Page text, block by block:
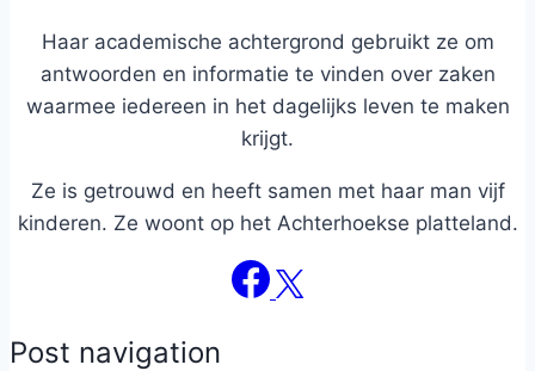
Haar academische achtergrond gebruikt ze om
antwoorden en informatie te vinden over zaken
waarmee iedereen in het dagelijks leven te maken
krijgt.
Ze is getrouwd en heeft samen met haar man vijf
kinderen. Ze woont op het Achterhoekse platteland.
Post navigation